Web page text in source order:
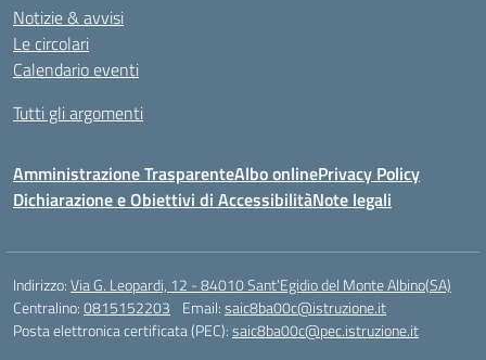
Notizie & avvisi
Le circolari
Calendario eventi
Tutti gli argomenti
Amministrazione TrasparenteAlbo onlinePrivacy Policy
Dichiarazione e Obiettivi di AccessibilitàNote legali
Indirizzo:Via G. Leopardi, 12 - 84010 Sant’Egidio del Monte Albino(SA)
Centralino:0815152203 Email:saic8ba00c@istruzione.it
Posta elettronica certificata (PEC):saic8ba00c@pec.istruzione.it